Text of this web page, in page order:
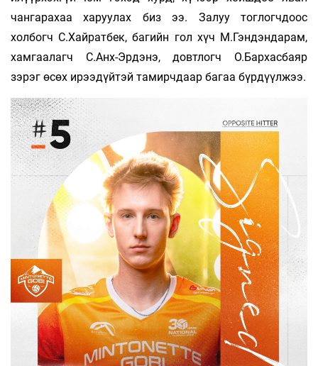
чангарахаа харуулах биз ээ. Залуу тоглогчдоос
холбогч С.Хайратбек, багийн гол хүч М.Гэндэндарам,
хамгаалагч С.Анх-Эрдэнэ, довтлогч О.Бархасбаяр
зэрэг өсөх ирээдүйтэй тамирчдаар багаа бүрдүүлжээ.